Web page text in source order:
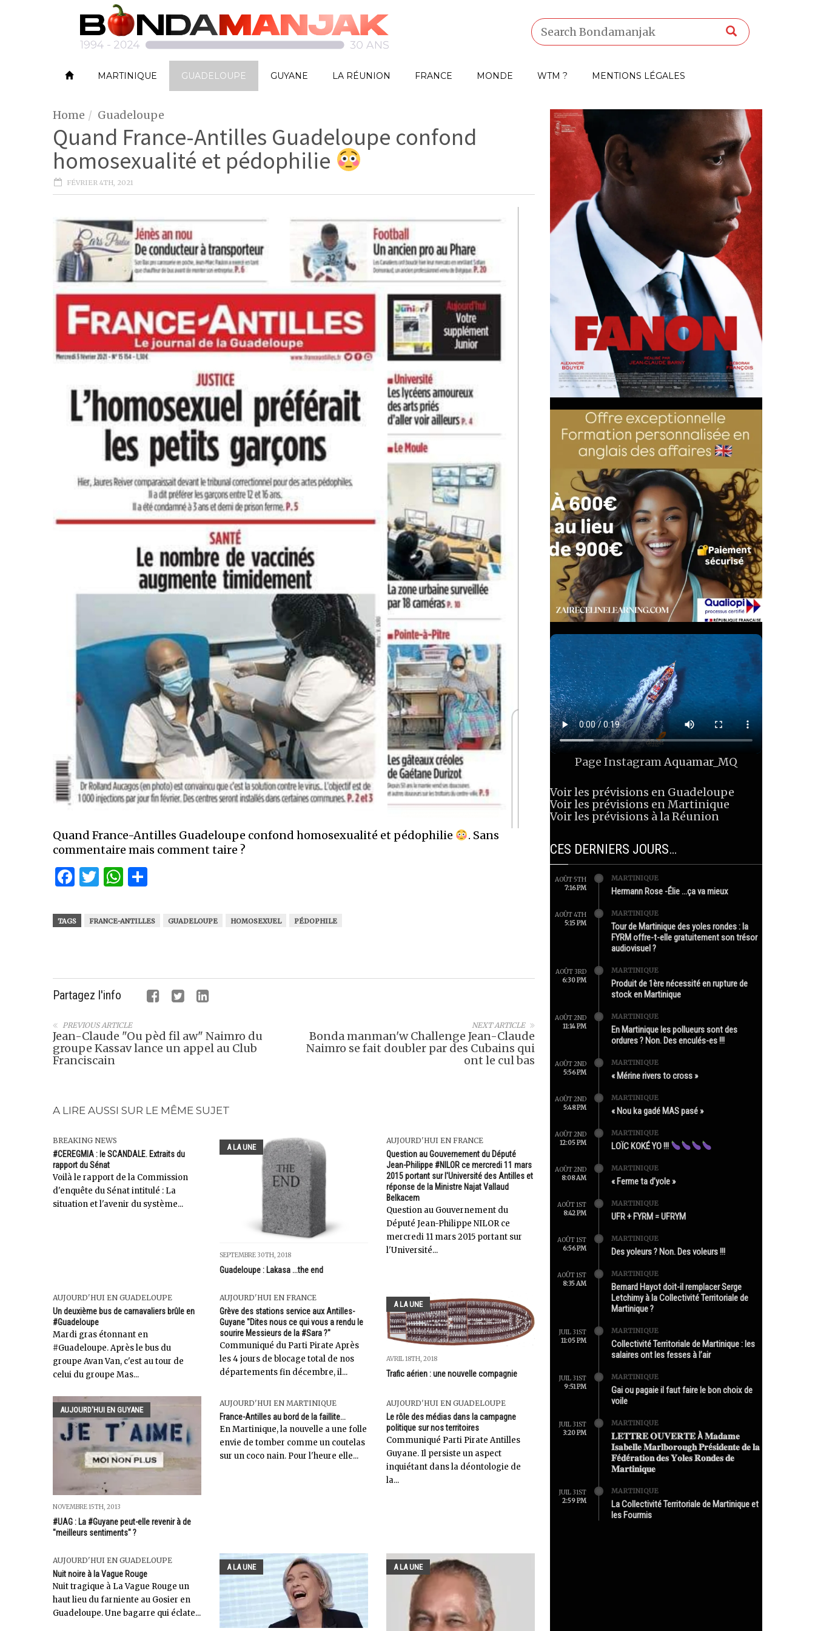
MARTINIQUE GUADELOUPE GUYANE LA RÉUNION FRANCE MONDE WTM ? MENTIONS LÉGALES
Home Guadeloupe
Quand France-Antilles Guadeloupe confond
homosexualité et pédophilie
FÉVRIER 4TH, 2021
Quand France-Antilles Guadeloupe confond homosexualité et pédophilie
. Sans
commentaire mais comment taire ?
Facebook
Twitter
WhatsApp
TAGS FRANCE-ANTILLES GUADELOUPE HOMOSEXUEL PÉDOPHILE
Partagez l'info
NEXT ARTICLE
Bonda manman'w Challenge Jean-Claude
Naimro se fait doubler par des Cubains qui
ont le cul bas
PREVIOUS ARTICLE
Jean-Claude "Ou pèd fil aw" Naimro du
groupe Kassav lance un appel au Club
Franciscain
A LIRE AUSSI SUR LE MÊME SUJET
BREAKING NEWS
#CEREGMIA : le SCANDALE. Extraits du
rapport du Sénat
Voilà le rapport de la Commission
d'enquête du Sénat intitulé : La
situation et l'avenir du système...
A LA UNE
SEPTEMBRE 30TH, 2018
Guadeloupe : Lakasa ...the end
AUJOURD'HUI EN FRANCE
Question au Gouvernement du Député
Jean-Philippe #NILOR ce mercredi 11 mars
2015 portant sur l'Université des Antilles et
réponse de la Ministre Najat Vallaud
Belkacem
Question au Gouvernement du
Député Jean-Philippe NILOR ce
mercredi 11 mars 2015 portant sur
l'Université...
AUJOURD'HUI EN GUADELOUPE
Un deuxième bus de carnavaliers brûle en
#Guadeloupe
Mardi gras étonnant en
#Guadeloupe. Après le bus du
groupe Avan Van, c'est au tour de
celui du groupe Mas...
AUJOURD'HUI EN FRANCE
Grève des stations service aux Antilles-
Guyane "Dites nous ce qui vous a rendu le
sourire Messieurs de la #Sara ?"
Communiqué du Parti Pirate Après
les 4 jours de blocage total de nos
départements fin décembre, il...
A LA UNE
AVRIL 18TH, 2018
Trafic aérien : une nouvelle compagnie
AUJOURD'HUI EN GUYANE
NOVEMBRE 15TH, 2013
#UAG : La #Guyane peut-elle revenir à de
"meilleurs sentiments" ?
AUJOURD'HUI EN MARTINIQUE
France-Antilles au bord de la faillite...
En Martinique, la nouvelle a une folle
envie de tomber comme un coutelas
sur un coco nain. Pour l'heure elle...
AUJOURD'HUI EN GUADELOUPE
Le rôle des médias dans la campagne
politique sur nos territoires
Communiqué Parti Pirate Antilles
Guyane. Il persiste un aspect
inquiétant dans la déontologie de
la...
AUJOURD'HUI EN GUADELOUPE
Nuit noire à la Vague Rouge
Nuit tragique à La Vague Rouge un
haut lieu du farniente au Gosier en
Guadeloupe. Une bagarre qui éclate...
A LA UNE A LA UNE
Page InstagramAquamar_MQ
Voir les prévisions en Guadeloupe
Voir les prévisions en Martinique
Voir les prévisions à la Réunion
CES DERNIERS JOURS…
AOÛT 5TH
7:16 PM
MARTINIQUE
Hermann Rose -Élie …ça va mieux
AOÛT 4TH
5:15 PM
MARTINIQUE
Tour de Martinique des yoles rondes : la
FYRM offre-t-elle gratuitement son trésor
audiovisuel ?
AOÛT 3RD
6:30 PM
MARTINIQUE
Produit de 1ère nécessité en rupture de
stock en Martinique
AOÛT 2ND
11:14 PM
MARTINIQUE
En Martinique les pollueurs sont des
ordures ? Non. Des enculés-es !!!
AOÛT 2ND
5:56 PM
MARTINIQUE
« Mérine rivers to cross »
AOÛT 2ND
5:48 PM
MARTINIQUE
« Nou ka gadé MAS pasé »
AOÛT 2ND
12:05 PM
MARTINIQUE
LOÏC KOKÉ YO !!!
AOÛT 2ND
8:08 AM
MARTINIQUE
« Ferme ta d’yole »
AOÛT 1ST
8:42 PM
MARTINIQUE
UFR + FYRM = UFRYM
AOÛT 1ST
6:56 PM
MARTINIQUE
Des yoleurs ? Non. Des voleurs !!!
AOÛT 1ST
8:35 AM
MARTINIQUE
Bernard Hayot doit-il remplacer Serge
Letchimy à la Collectivité Territoriale de
Martinique ?
JUIL 31ST
11:05 PM
MARTINIQUE
Collectivité Territoriale de Martinique : les
salaires ont les fesses à l’air
JUIL 31ST
9:51 PM
MARTINIQUE
Gai ou pagaie il faut faire le bon choix de
voile
JUIL 31ST
3:20 PM
MARTINIQUE
𝐋𝐄𝐓𝐓𝐑𝐄 𝐎𝐔𝐕𝐄𝐑𝐓𝐄 À 𝐌𝐚𝐝𝐚𝐦𝐞
𝐈𝐬𝐚𝐛𝐞𝐥𝐥𝐞 𝐌𝐚𝐫𝐥𝐛𝐨𝐫𝐨𝐮𝐠𝐡 𝐏𝐫é𝐬𝐢𝐝𝐞𝐧𝐭𝐞 𝐝𝐞 𝐥𝐚
𝐅é𝐝é𝐫𝐚𝐭𝐢𝐨𝐧 𝐝𝐞𝐬 𝐘𝐨𝐥𝐞𝐬 𝐑𝐨𝐧𝐝𝐞𝐬 𝐝𝐞
𝐌𝐚𝐫𝐭𝐢𝐧𝐢𝐪𝐮𝐞
JUIL 31ST
2:59 PM
MARTINIQUE
La Collectivité Territoriale de Martinique et
les Fourmis